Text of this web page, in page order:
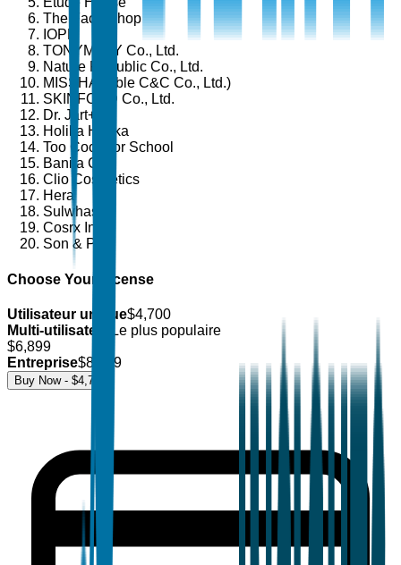
The Face Shop
IOPE
TONYMOLY Co., Ltd.
Nature Republic Co., Ltd.
MISSHA (Able C&C Co., Ltd.)
SKINFOOD Co., Ltd.
Dr. Jart+
Holika Holika
Too Cool For School
Banila Co.
Clio Cosmetics
Hera
Sulwhasoo
Cosrx Inc.
Son & Park
Choose Your License
Utilisateur unique$4,700
Multi-utilisateur
Le plus populaire
$6,899
Entreprise$8,499
Buy Now - $4,700